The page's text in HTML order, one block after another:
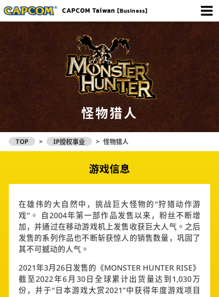
CAPCOM Taiwan[Business]
怪物猎人
TOP > IP授权事业 > 怪物猎人
游戏信息
在雄伟的大自然中，挑战巨大怪物的“狩猎动作游
戏”。 自2004年第一部作品发售以来，粉丝不断增
加，并通过在移动游戏机上发售收获巨大人气。之后
发售的系列作品也不断斩获惊人的销售数量，巩固了
其不可撼动的人气。
2021年3月26日发售的《MONSTER HUNTER RISE》
截至2022年6月30日全球累计出货量达到1,030万
份，并于“日本游戏大赏2021”中获得年度游戏项目